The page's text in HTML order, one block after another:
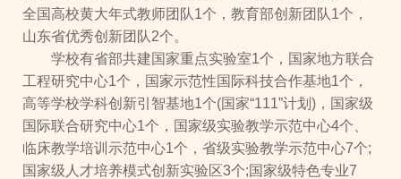
全国高校黄大年式教师团队1个，教育部创新团队1个，
山东省优秀创新团队2个。
学校有省部共建国家重点实验室1个，国家地方联合
工程研究中心1个，国家示范性国际科技合作基地1个，
高等学校学科创新引智基地1个(国家“111”计划)，国家级
国际联合研究中心1个，国家级实验教学示范中心4个、
临床教学培训示范中心1个，省级实验教学示范中心7个;
国家级人才培养模式创新实验区3个;国家级特色专业7